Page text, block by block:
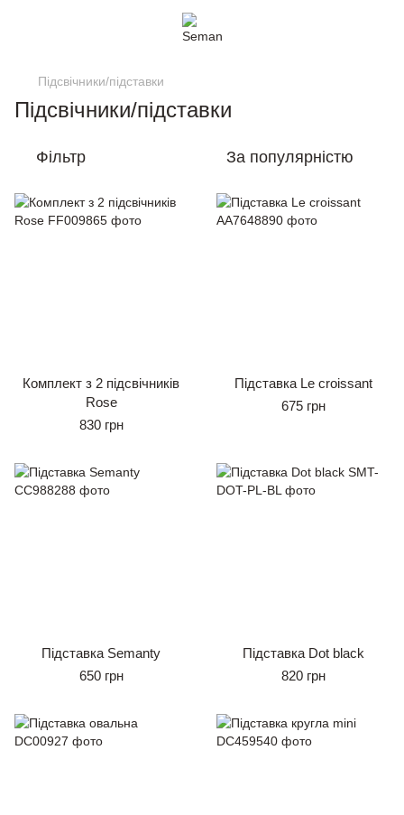
Підсвічники/підставки
Підсвічники/підставки
Фільтр За популярністю
Комплект з 2 підсвічників
Rose
830 грн
Підставка Le croissant
675 грн
Підставка Semanty
650 грн
Підставка Dot black
820 грн